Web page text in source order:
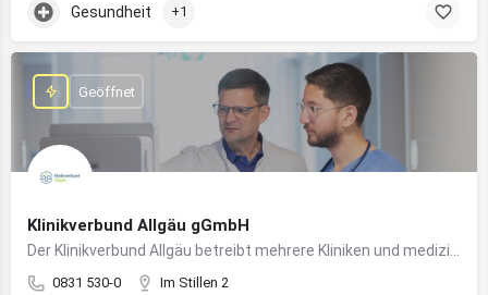
Gesundheit +1
Klinikverbund Allgäu gGmbH
0831 530-0 Im Stillen 2
Geöffnet